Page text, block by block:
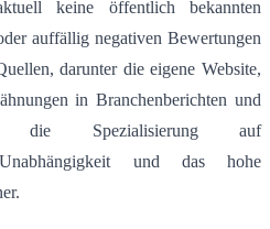
keine öffentlich bekannten
auffällig negativen Bewertungen
darunter die eigene Website,
in Branchenberichten und
die Spezialisierung auf
und das hohe
.